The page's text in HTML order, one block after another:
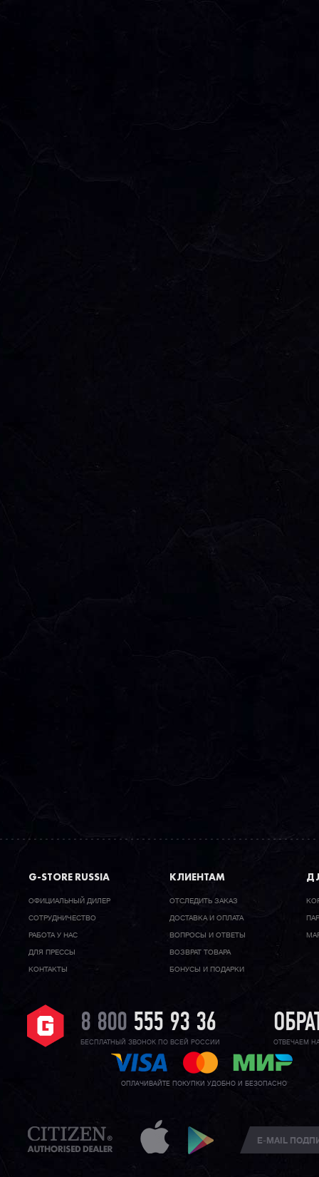
G-STORE RUSSIA
ОФИЦИАЛЬНЫЙ ДИЛЕР
CОТРУДНИЧЕСТВО
РАБОТА У НАС
ДЛЯ ПРЕССЫ
КОНТАКТЫ
КЛИЕНТАМ
ОТСЛЕДИТЬ ЗАКАЗ
ДОСТАВКА И ОПЛАТА
ВОПРОСЫ И ОТВЕТЫ
ВОЗВРАТ ТОВАРА
БОНУСЫ И ПОДАРКИ
8 800 555 93 36
БЕСПЛАТНЫЙ ЗВОНОК ПО ВСЕЙ РОССИИ ОТВЕЧАЕМ
ОПЛАЧИВАЙТЕ ПОКУПКИ УДОБНО И БЕЗОПАСНО